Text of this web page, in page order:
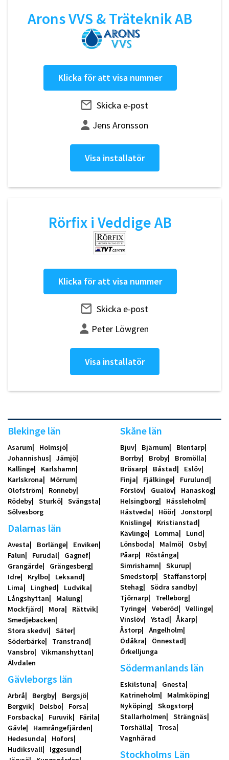
Arons VVS & Träteknik AB
Klicka för att visa nummer
Skicka e-post
Jens Aronsson
Visa installatör
Rörfix i Veddige AB
Klicka för att visa nummer
Skicka e-post
Peter Löwgren
Visa installatör
Blekinge län
Asarum
Holmsjö
Johannishus
Jämjö
Kallinge
Karlshamn
Karlskrona
Mörrum
Olofström
Ronneby
Rödeby
Sturkö
Svängsta
Sölvesborg
Dalarnas län
Avesta Borlänge
Enviken
Falun
Furudal
Gagnef
Grangärde
Grängesberg
Idre
Krylbo
Leksand
Lima
Linghed
Ludvika
Långshyttan
Malung
Mockfjärd
Mora
Rättvik
Smedjebacken
Stora skedvi
Säter
Söderbärke
Transtrand
Vansbro
Vikmanshyttan
Älvdalen
Gävleborgs län
Arbrå Bergby
Bergsjö
Bergvik
Delsbo
Forsa
Forsbacka
Furuvik
Färila
Gävle
Hamrångefjärden
Hedesunda
Hofors
Hudiksvall
Iggesund
Skåne län
Bjuv Bjärnum
Blentarp
Borrby
Broby
Bromölla
Brösarp
Båstad
Eslöv
Finja
Fjälkinge
Furulund
Förslöv
Gualöv
Hanaskog
Helsingborg
Hässleholm
Hästveda
Höör
Jonstorp
Knislinge
Kristianstad
Kävlinge
Lomma
Lund
Lönsboda
Malmö
Osby
Påarp
Röstånga
Simrishamn
Skurup
Smedstorp
Staffanstorp
Stehag
Södra sandby
Tjörnarp
Trelleborg
Tyringe
Veberöd
Vellinge
Vinslöv
Ystad
Åkarp
Åstorp
Ängelholm
Ödåkra
Önnestad
Örkelljunga
Södermanlands län
Eskilstuna
Gnesta
Katrineholm
Malmköping
Nyköping
Skogstorp
Stallarholmen
Strängnäs
Torshälla
Trosa
Vagnhärad
Stockholms Län